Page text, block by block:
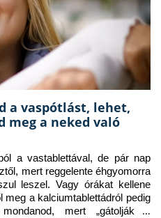
a vaspótlást, lehet,
meg a neked való
a vastablettával, de pár nap
mert reggelente éhgyomorra
leszel. Vagy órákat kellene
meg a kalciumtablettádról pedig
mert „gátolják a